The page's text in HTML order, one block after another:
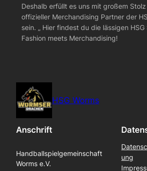
Deshalb erfüllt es uns mit großem
offizieller Merchandising Partner der
sein. „ Hier findest du die lässigen HSG
Fashion meets Merchandising!
HSG Worms
Anschrift
Handballspielgemeinschaft
Worms e.V.
ung